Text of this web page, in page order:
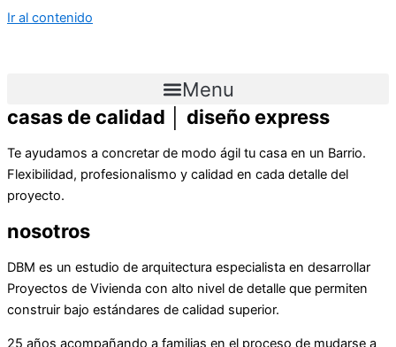
Ir al contenido
Menu
casas de calidad │
diseño express
Te ayudamos a concretar de modo ágil tu casa en un Barrio.
Flexibilidad, profesionalismo y calidad en cada detalle del
proyecto.
nosotros
DBM es un estudio de arquitectura especialista en desarrollar
Proyectos de Vivienda con alto nivel de detalle que permiten
construir bajo estándares de calidad superior.
25 años acompañando a familias en el proceso de mudarse a